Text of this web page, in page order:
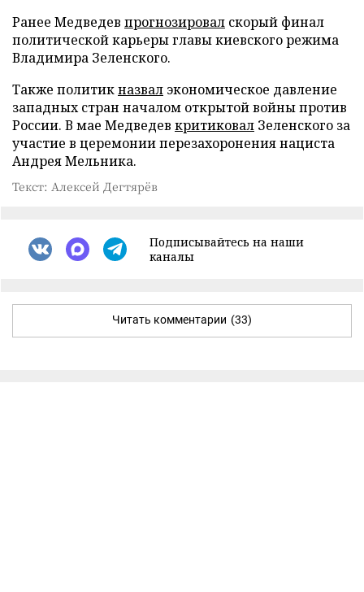
Ранее Медведев прогнозировал скорый финал
политической карьеры главы киевского режима
Владимира Зеленского.
Также политикназвал экономическое давление
западных стран началом открытой войны против
России. В мае Медведев критиковал Зеленского за
участие в церемонии перезахоронения нациста
Андрея Мельника.
Текст: Алексей Дегтярёв
Подписывайтесь на наши
каналы
Читать комментарии (33)